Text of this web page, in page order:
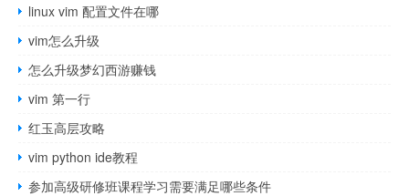
linux vim 配置文件在哪
vim怎么升级
怎么升级梦幻西游赚钱
vim 第一行
红玉高层攻略
vim python ide教程
参加高级研修班课程学习需要满足哪些条件